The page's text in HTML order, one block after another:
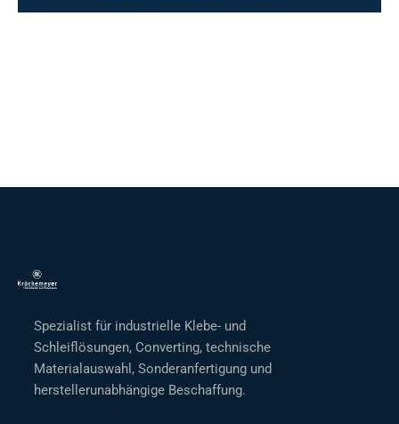
Spezialist für industrielle Klebe- und
Schleiflösungen, Converting, technische
Materialauswahl, Sonderanfertigung und
herstellerunabhängige Beschaffung.